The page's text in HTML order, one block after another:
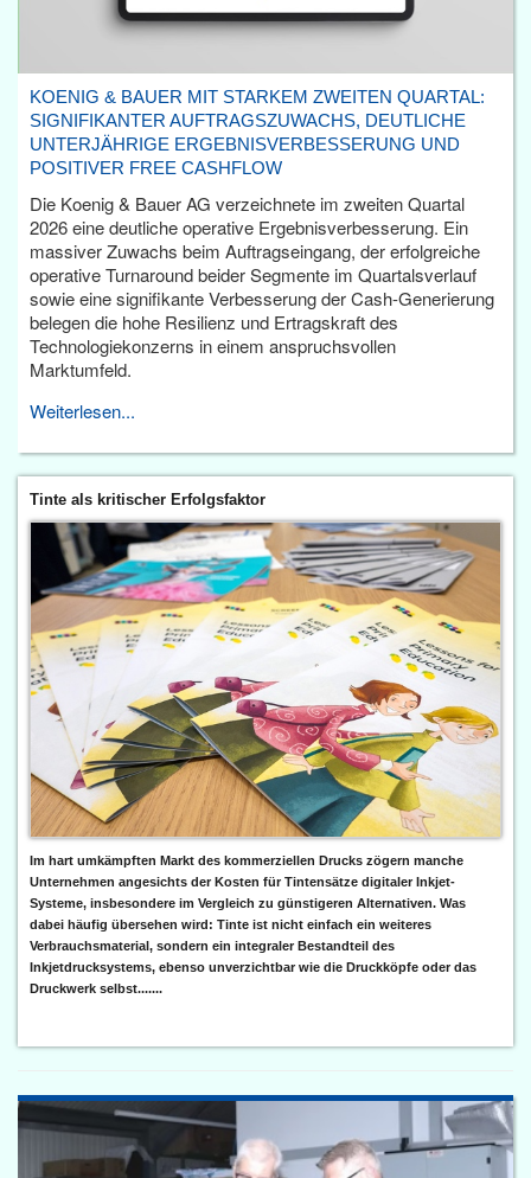
KOENIG & BAUER MIT STARKEM ZWEITEN QUARTAL:
SIGNIFIKANTER AUFTRAGSZUWACHS, DEUTLICHE
UNTERJÄHRIGE ERGEBNISVERBESSERUNG UND
POSITIVER FREE CASHFLOW
Die Koenig & Bauer AG verzeichnete im zweiten Quartal
2026 eine deutliche operative Ergebnisverbesserung. Ein
massiver Zuwachs beim Auftragseingang, der erfolgreiche
operative Turnaround beider Segmente im Quartalsverlauf
sowie eine signifikante Verbesserung der Cash-Generierung
belegen die hohe Resilienz und Ertragskraft des
Technologiekonzerns in einem anspruchsvollen
Marktumfeld.
Weiterlesen...
Tinte als kritischer Erfolgsfaktor
Im hart umkämpften Markt des kommerziellen Drucks zögern manche
Unternehmen angesichts der Kosten für Tintensätze digitaler Inkjet-
Systeme, insbesondere im Vergleich zu günstigeren Alternativen. Was
dabei häufig übersehen wird: Tinte ist nicht einfach ein weiteres
Verbrauchsmaterial, sondern ein integraler Bestandteil des
Inkjetdrucksystems, ebenso unverzichtbar wie die Druckköpfe oder das
Druckwerk selbst.......